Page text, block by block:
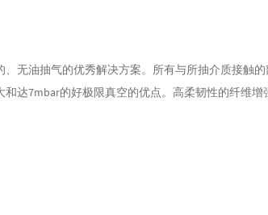
无油抽气的优秀解决方案。所有与所抽介质接触
达7mbar的好极限真空的优点。高柔韧性的纤维